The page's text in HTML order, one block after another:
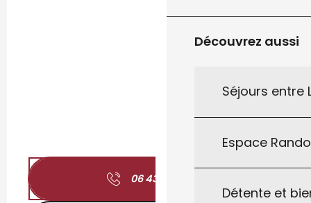
Découvrez aussi
Séjours entre
Espace
Détente et
06 43 35 56